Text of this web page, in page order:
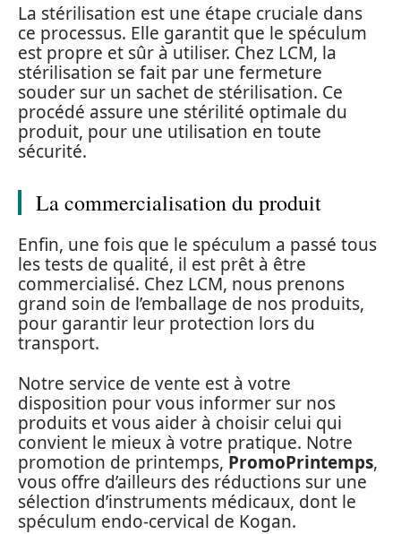
La stérilisation est une étape cruciale dans
ce processus. Elle garantit que le spéculum
est propre et sûr à utiliser. Chez LCM, la
stérilisation se fait par une fermeture
souder sur un sachet de stérilisation. Ce
procédé assure une stérilité optimale du
produit, pour une utilisation en toute
sécurité.
La commercialisation du produit
Enfin, une fois que le spéculum a passé tous
les tests de qualité, il est prêt à être
commercialisé. Chez LCM, nous prenons
grand soin de l’emballage de nos produits,
pour garantir leur protection lors du
transport.
Notre service de vente est à votre
disposition pour vous informer sur nos
produits et vous aider à choisir celui qui
convient le mieux à votre pratique. Notre
promotion de printemps, PromoPrintemps,
vous offre d’ailleurs des réductions sur une
sélection d’instruments médicaux, dont le
spéculum endo-cervical de Kogan.